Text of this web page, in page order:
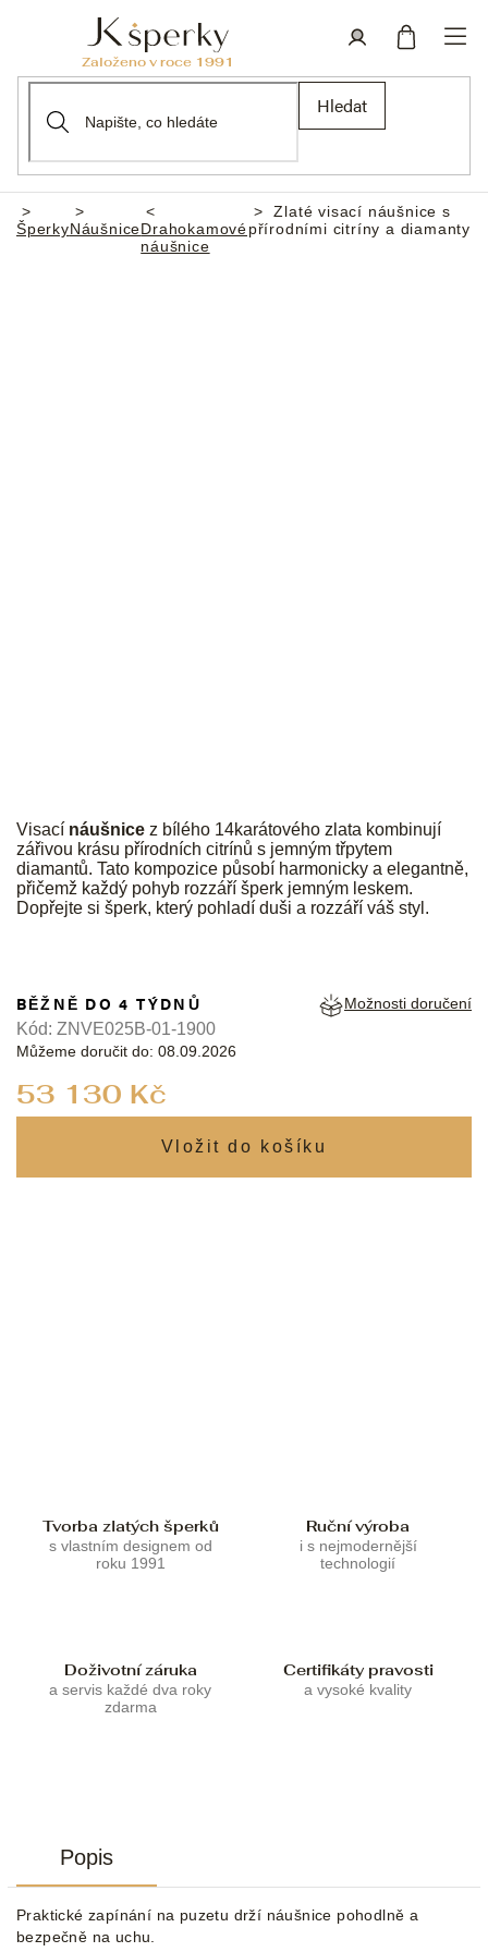
Hledat
Domů
ŠperkyNáušniceDrahokamové
náušnice
Zlaté visací náušnice s
přírodními citríny a diamanty
Visací náušnice z bílého 14karátového zlata kombinují
zářivou krásu přírodních citrínů s jemným třpytem
diamantů. Tato kompozice působí harmonicky a elegantně,
přičemž každý pohyb rozzáří šperk jemným leskem.
Dopřejte si šperk, který pohladí duši a rozzáří váš styl.
53 130 Kč
BĚŽNĚ DO 4 TÝDNŮ
Můžeme doručit do: 08.09.2026
Možnosti doručení
Kód: ZNVE025B-01-1900
Tvorba zlatých šperků
s vlastním designem od
roku 1991
Ruční výroba
i s nejmodernější
technologií
Doživotní záruka
a servis každé dva roky
zdarma
Certifikáty pravosti
a vysoké kvality
Popis
Praktické zapínání na puzetu drží náušnice pohodlně a
bezpečně na uchu.